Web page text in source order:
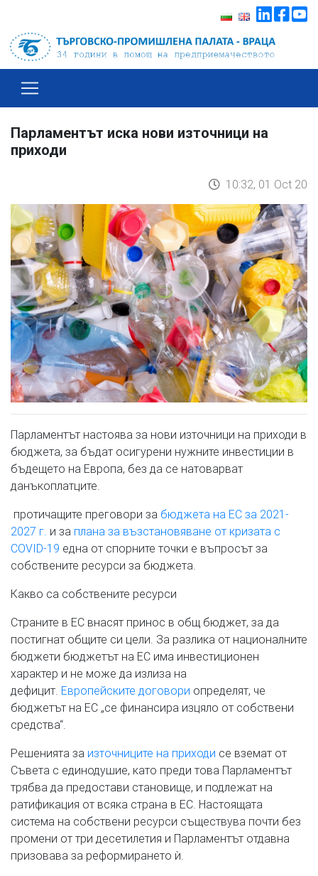
Парламентът иска нови източници на
приходи
10:32, 01 Oct 20
Парламентът настоява за нови източници на приходи в
бюджета, за бъдат осигурени нужните инвестиции в
бъдещето на Европа, без да се натоварват
данъкоплатците.
протичащите преговори за бюджета на ЕС за 2021-
2027 г. и за плана за възстановяване от кризата с
COVID-19 една от спорните точки е въпросът за
собствените ресурси за бюджета.
Какво са собствените ресурси
Страните в ЕС внасят принос в общ бюджет, за да
постигнат общите си цели. За разлика от националните
бюджети бюджетът на ЕС има инвестиционен
характер и не може да излиза на
дефицит. Европейските договори определят, че
бюджетът на ЕС „се финансира изцяло от собствени
средства“.
Решенията за източниците на приходи се вземат от
Съвета с единодушие, като преди това Парламентът
трябва да предостави становище, и подлежат на
ратификация от всяка страна в ЕС. Настоящата
система на собствени ресурси съществува почти без
промени от три десетилетия и Парламентът отдавна
призовава за реформирането ѝ.